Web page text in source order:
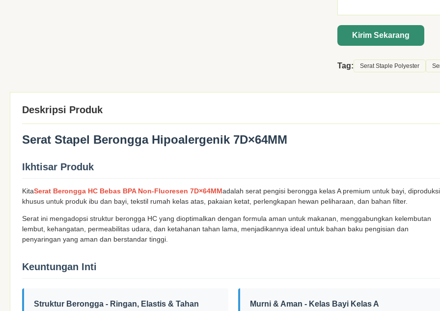
Kirim Sekarang
Tag: Serat Staple Polyester
Deskripsi Produk
Serat Stapel Berongga Hipoalergenik 7D×64MM
Ikhtisar Produk
KitaSerat Berongga HC Bebas BPA Non-Fluoresen 7D×64MMadalah serat pengisi berongga kelas A premium untuk bayi, diproduksi
khusus untuk produk ibu dan bayi, tekstil rumah kelas atas, pakaian ketat, perlengkapan hewan peliharaan, dan bahan filter.
Serat ini mengadopsi struktur berongga HC yang dioptimalkan dengan formula aman untuk makanan, menggabungkan kelembutan
lembut, kehangatan, permeabilitas udara, dan ketahanan tahan lama, menjadikannya ideal untuk bahan baku pengisian dan
penyaringan yang aman dan berstandar tinggi.
Keuntungan Inti
Struktur Berongga - Ringan, Elastis & Tahan
Murni & Aman - Kelas Bayi Kelas A